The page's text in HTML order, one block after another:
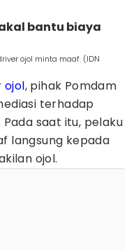
bantu biaya
ojol minta maaf. (IDN
ojol, pihak Pomdam
terhadap
saat itu, pelaku
langsung kepada
ojol.